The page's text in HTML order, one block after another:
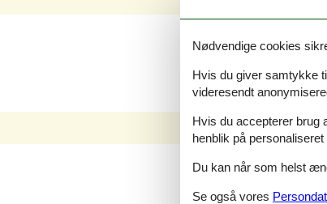
Familiesommerhus
Nødvendige cookies
Hvis du giver samtykke
videresendt
Hvis du accepterer brug
henblik på
Du kan når som helst
Se også vores